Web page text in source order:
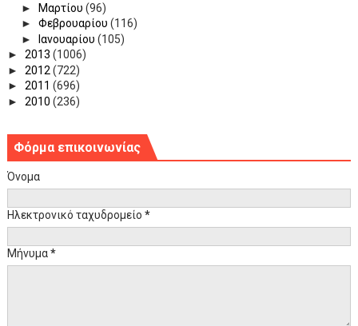
►
Μαρτίου (96)
► Φεβρουαρίου (116)
►
Ιανουαρίου (105)
► 2013 (1006)
► 2012 (722)
► 2011 (696)
► 2010 (236)
Φόρμα επικοινωνίας
Όνομα
Ηλεκτρονικό ταχυδρομείο *
Μήνυμα*